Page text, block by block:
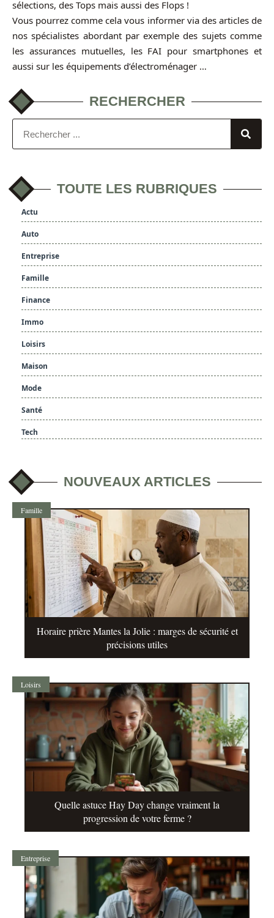
sélections, des Tops mais aussi des Flops !
Vous pourrez comme cela vous informer via des articles de
nos spécialistes abordant par exemple des sujets comme
les assurances mutuelles, les FAI pour smartphones et
aussi sur les équipements d’électroménager …
RECHERCHER
TOUTE LES RUBRIQUES
Actu
Auto
Entreprise
Famille
Finance
Immo
Loisirs
Maison
Mode
Santé
Tech
NOUVEAUX ARTICLES
Famille
Horaire prière Mantes la Jolie : marges de sécurité et
précisions utiles
Loisirs
Quelle astuce Hay Day change vraiment la
progression de votre ferme ?
Entreprise